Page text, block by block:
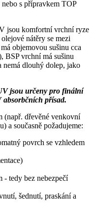
s přípravkem TOP
jsou komfortní vrchní ryze
nátěry se mezi
objemovou sušinu cca
BSP vrchní má sušinu
nemá dlouhý dolep, jako
jsou určeny pro finální
přísad.
(např. dřevěné venkovní
a současně požadujeme:
povrch se vzhledem
- tedy bez nebezpečí
šednutí, praskání a